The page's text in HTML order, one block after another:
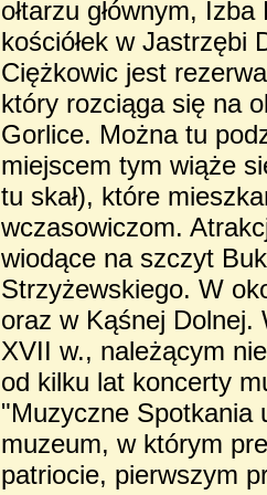
ołtarzu głównym,
kościółek w Jastrzębi
Ciężkowic jest
który rozciąga się na
Gorlice. Można tu
miejscem tym wiąże
tu skał), które
wczasowiczom.
wiodące na szczyt
Strzyżewskiego. W
oraz w Kąśnej Dolnej.
XVII w., należącym
od kilku lat koncerty
"Muzyczne Spotkania
muzeum, w którym
patriocie, pierwszym